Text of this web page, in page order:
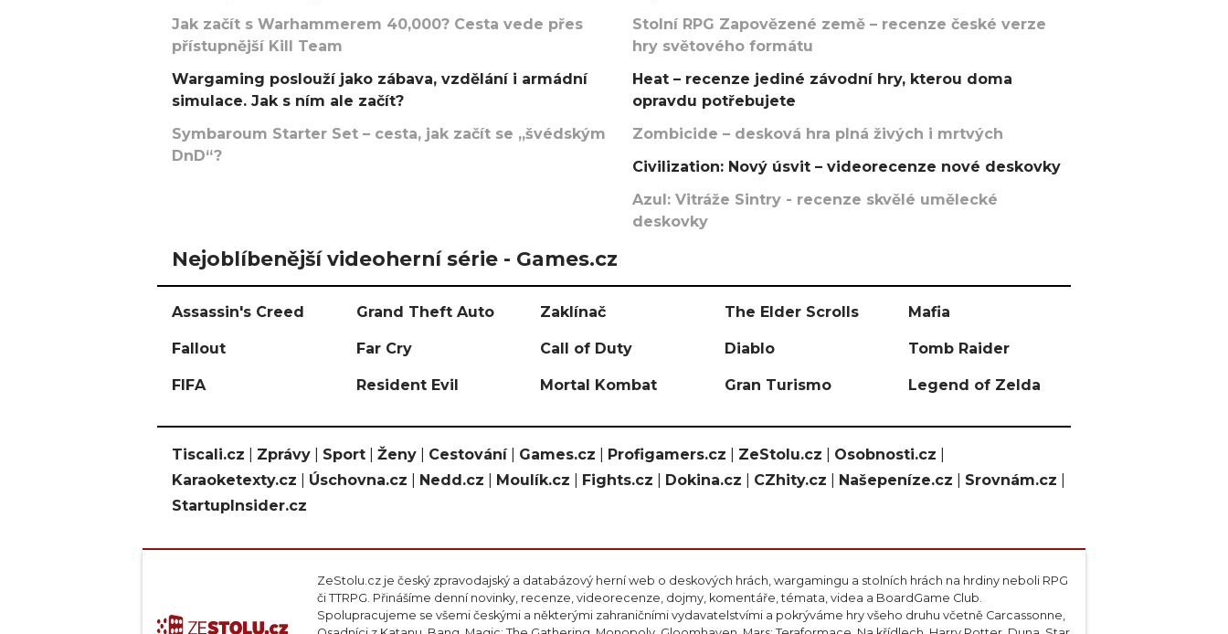
Jak začít s Warhammerem 40,000? Cesta vede přes
přístupnější Kill Team
Wargaming poslouží jako zábava, vzdělání i armádní
simulace. Jak s ním ale začít?
Symbaroum Starter Set – cesta, jak začít se „švédským
DnD“?
Stolní RPG Zapovězené země – recenze české verze
hry světového formátu
Heat – recenze jediné závodní hry, kterou doma
opravdu potřebujete
Zombicide – desková hra plná živých i mrtvých
Civilization: Nový úsvit – videorecenze nové deskovky
Azul: Vitráže Sintry - recenze skvělé umělecké
deskovky
Nejoblíbenější videoherní série - Games.cz
Assassin's Creed Grand Theft Auto Zaklínač The Elder Scrolls Mafia
Fallout Far Cry Call of Duty Diablo Tomb Raider
FIFA Resident Evil Mortal Kombat Gran Turismo Legend of Zelda
Tiscali.cz Zprávy Sport Ženy Cestování| Games.cz Profigamers.cz ZeStolu.cz Osobnosti.cz
Karaoketexty.cz
Úschovna.cz Nedd.cz Moulík.cz Fights.cz Dokina.cz CZhity.cz Našepeníze.cz Srovnám.cz
StartupInsider.cz
ZeStolu.cz je český zpravodajský a databázový herní web o deskových hrách, wargamingu a stolních hrách na hrdiny neboli RPG
či TTRPG. Přinášíme denní novinky, recenze, videorecenze, dojmy, komentáře, témata, videa a BoardGame Club.
Spolupracujeme se všemi českými a některými zahraničními vydavatelstvími a pokrýváme hry všeho druhu včetně Carcassonne,